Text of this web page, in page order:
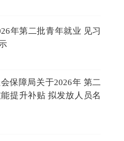
年第二批青年就业 见习
保障局关于2026年 第二
提升补贴 拟发放人员名